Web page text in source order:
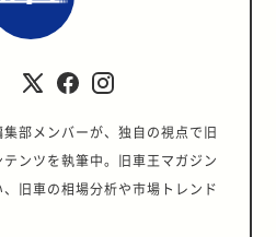
部メンバーが、独自の視点で旧
ンツを執筆中。旧車王マガジン
旧車の相場分析や市場トレンド